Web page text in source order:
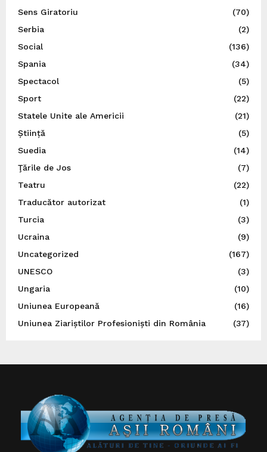
Sens Giratoriu
(70)
Serbia
(2)
Social
(136)
Spania
(34)
Spectacol
(5)
Sport
(22)
Statele Unite ale Americii
(21)
Știință
(5)
Suedia
(14)
Ţările de Jos
(7)
Teatru
(22)
Traducător autorizat
(1)
Turcia
(3)
Ucraina
(9)
Uncategorized
(167)
UNESCO
(3)
Ungaria
(10)
Uniunea Europeană
(16)
Uniunea Ziariștilor Profesioniști din România
(37)